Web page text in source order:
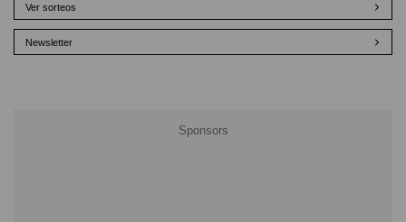
Ver sorteos
Newsletter